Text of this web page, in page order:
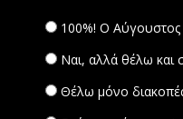
100%! Ο Αύγουστος
Ναι, αλλά θέλω και
Θέλω μόνο